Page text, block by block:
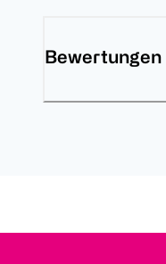
Bewertungen